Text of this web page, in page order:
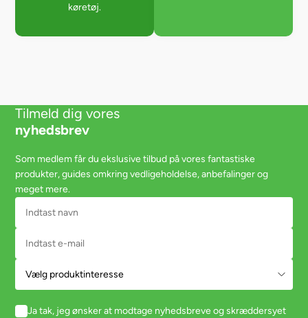
køretøj.
Tilmeld dig vores
nyhedsbrev
Som medlem får du ekslusive tilbud på vores fantastiske
produkter, guides omkring vedligeholdelse, anbefalinger og
meget mere.
Ja tak, jeg ønsker at modtage nyhedsbreve og skræddersyet